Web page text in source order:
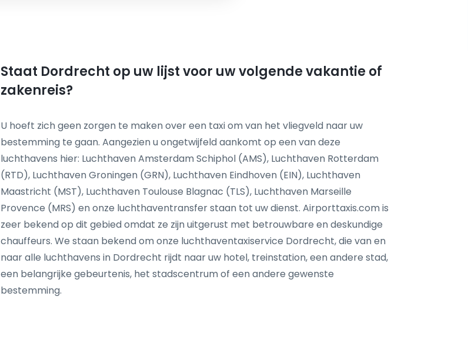
Staat Dordrecht op uw lijst voor uw volgende vakantie of
zakenreis?
U hoeft zich geen zorgen te maken over een taxi om van het vliegveld naar uw
bestemming te gaan. Aangezien u ongetwijfeld aankomt op een van deze
luchthavens hier: Luchthaven Amsterdam Schiphol (AMS), Luchthaven Rotterdam
(RTD), Luchthaven Groningen (GRN), Luchthaven Eindhoven (EIN), Luchthaven
Maastricht (MST), Luchthaven Toulouse Blagnac (TLS), Luchthaven Marseille
Provence (MRS) en onze luchthaventransfer staan tot uw dienst. Airporttaxis.com is
zeer bekend op dit gebied omdat ze zijn uitgerust met betrouwbare en deskundige
chauffeurs. We staan bekend om onze luchthaventaxiservice Dordrecht, die van en
naar alle luchthavens in Dordrecht rijdt naar uw hotel, treinstation, een andere stad,
een belangrijke gebeurtenis, het stadscentrum of een andere gewenste
bestemming.